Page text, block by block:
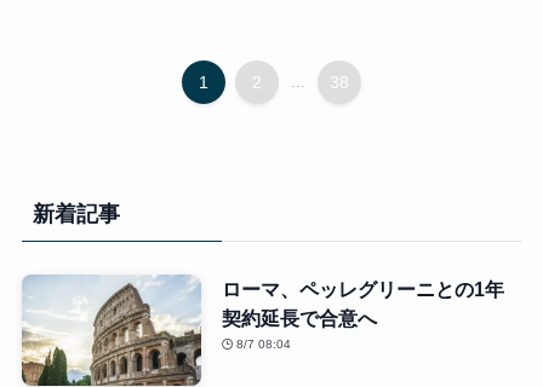
1 2 ... 38
新着記事
ローマ、ペッレグリーニとの1年
契約延長で合意へ
8/7 08:04